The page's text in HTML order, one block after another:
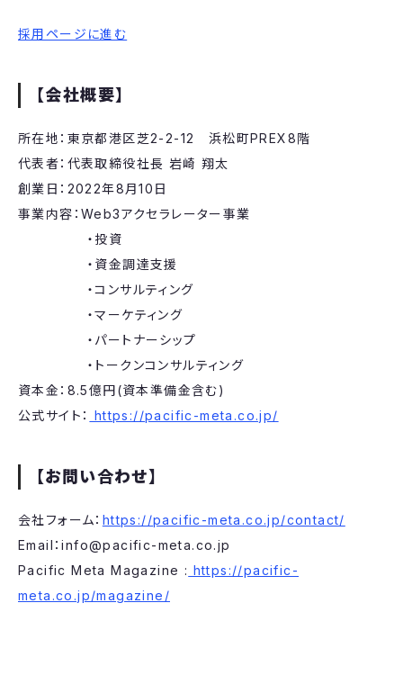
採用ページに進む
【会社概要】
所在地：東京都港区芝2-2-12 浜松町PREX8階
代表者：代表取締役社長 岩崎 翔太
創業日：2022年8月10日
事業内容：Web3アクセラレーター事業
・投資
・資金調達支援
・コンサルティング
・マーケティング
・パートナーシップ
・トークンコンサルティング
資本金：8.5億円(資本準備金含む)
公式サイト：
https://pacific-meta.co.jp/
【お問い合わせ】
会社フォーム： https://pacific-meta.co.jp/contact/
Email：info@pacific-meta.co.jp
Pacific Meta Magazine : https://pacific-
meta.co.jp/magazine/